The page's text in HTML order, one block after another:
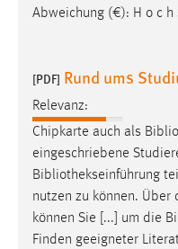
Abweichung (€): H o c h
[PDF] Rund ums
Relevanz:
Chipkarte auch als
eingeschriebene
Bibliothekseinführung
nutzen zu können. Über
können Sie [...] um die
Finden geeigneter